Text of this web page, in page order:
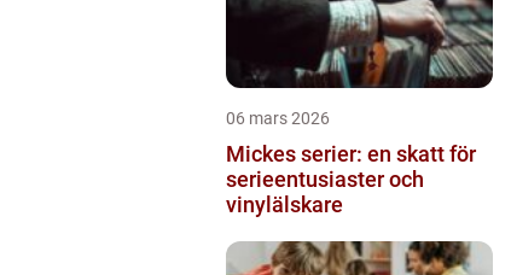
06 mars 2026
Mickes serier: en skatt för
serieentusiaster och
vinylälskare